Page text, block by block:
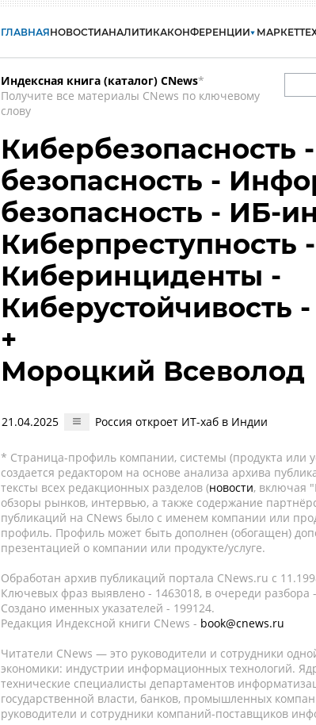
ГЛАВНАЯНОВОСТИАНАЛИТИКАКОНФЕРЕНЦИИ МАРКЕТ
Индексная книга (каталог) CNews*
Получите все материалы CNews по ключевому
слову
Кибербезопасность
безопасность -
безопасность - ИБ-
Киберпреступность
Киберинциденты -
Киберустойчивость
+
Мороцкий Всеволод
21.04.2025 Россия откроет ИТ-хаб в Индии
* Страница-профиль компании, системы (продукта или
создается редактором на основе анализа архива
тексты всех редакционных разделов (новости, включая
обзоры рынков, интервью, а также содержание
публикаций на CNews было с именем компании или
профиль. Профиль может быть дополнен (обогащен)
презентацией о компании или продукте/услуге.
Обработан архив публикаций портала CNews.ru c
Ключевых фраз выявлено - 1463018, в очереди разбора
Создано именных указателей - 199124.
Редакция Индексной книги CNews - book@cnews.ru
Читатели CNews — это руководители и сотрудники
экономики: индустрии информационных технологий.
технические специалисты департаментов
государственной власти, банков, промышленных
руководители и сотрудники компаний-поставщиков